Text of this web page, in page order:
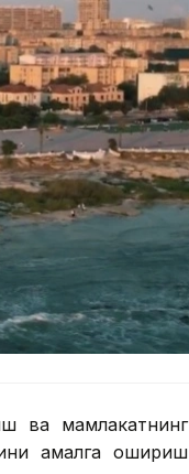
ва мамлакатнинг
амалга ошириш